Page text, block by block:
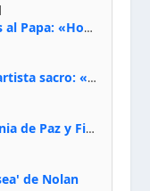
El agradecimiento de los jóvenes al Papa: «Hoy nos sentimos Iglesia»
José Ricardo González del Alba, artista sacro: «Yo oro, hablo con Dios, le pido al Espíritu Santo su inspiración y siempre pinto rezando el rosario para que sea Él quien actúe a través de mis manos»
Santa Mama Antula (María Antonia de Paz y Figueroa)
de Nolan